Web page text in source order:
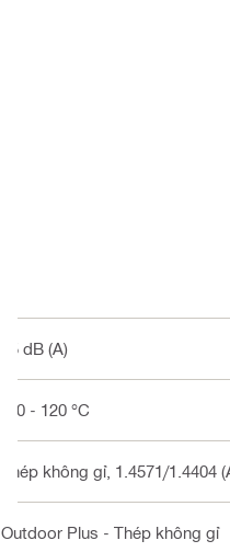
15 dB (A)
-50 - 120 °C
Thép không gỉ, 1.4571/1.4404
Outdoor Plus - Thép không gỉ